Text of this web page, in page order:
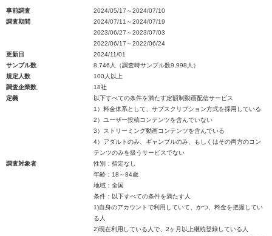
事前調査
2024/05/17～2024/07/10
調査期間
2024/07/11～2024/07/19
2023/06/27～2023/07/03
2022/06/17～2022/06/24
更新日
2024/11/01
サンプル数
8,746人（調査時サンプル数9,998人）
規定人数
100人以上
調査企業数
18社
定義
以下すべての条件を満たす定額制動画配信サービス
1）料金体系として、サブスクリプション方式を採用している
2）ユーザー投稿コンテンツを含んでいない
3）ストリーミング動画コンテンツを含んでいる
4）アダルトのみ、ギャンブルのみ、もしくはその両方のコン
テンツのみを扱うサービスでない
調査対象者
性別：指定なし
年齢：18～84歳
地域：全国
条件：以下すべての条件を満たす人
1)自身のアカウントで利用していて、かつ、料金を把握してい
る人
2)現在利用している人で、2ヶ月以上継続登録している人